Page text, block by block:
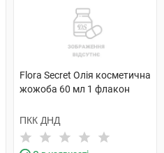
Flora Secret Олія косметична
жожоба 60 мл 1 флакон
ПКК ДНД